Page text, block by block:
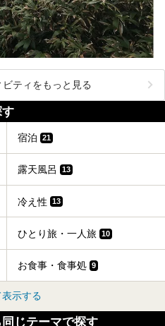
ティをもっと見る
宿泊 21
露天風呂 13
冷え性 13
ひとり旅・一人旅 10
お食事・食事処 9
示する
じテーマで探す